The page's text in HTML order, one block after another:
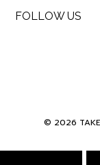
FOLLOW US
© 2026